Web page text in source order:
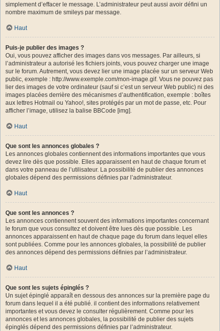
simplement d’effacer le message. L’administrateur peut aussi avoir défini un
nombre maximum de smileys par message.
Haut
Puis-je publier des images ?
Oui, vous pouvez afficher des images dans vos messages. Par ailleurs, si
l’administrateur a autorisé les fichiers joints, vous pouvez charger une image
sur le forum. Autrement, vous devez lier une image placée sur un serveur Web
public, exemple : http://www.exemple.com/mon-image.gif. Vous ne pouvez pas
lier des images de votre ordinateur (sauf si c’est un serveur Web public) ni des
images placées derrière des mécanismes d’authentification, exemple : boîtes
aux lettres Hotmail ou Yahoo!, sites protégés par un mot de passe, etc. Pour
afficher l’image, utilisez la balise BBCode [img].
Haut
Que sont les annonces globales ?
Les annonces globales contiennent des informations importantes que vous
devez lire dès que possible. Elles apparaissent en haut de chaque forum et
dans votre panneau de l’utilisateur. La possibilité de publier des annonces
globales dépend des permissions définies par l’administrateur.
Haut
Que sont les annonces ?
Les annonces contiennent souvent des informations importantes concernant
le forum que vous consultez et doivent être lues dès que possible. Les
annonces apparaissent en haut de chaque page du forum dans lequel elles
sont publiées. Comme pour les annonces globales, la possibilité de publier
des annonces dépend des permissions définies par l’administrateur.
Haut
Que sont les sujets épinglés ?
Un sujet épinglé apparaît en dessous des annonces sur la première page du
forum dans lequel il a été publié. il contient des informations relativement
importantes et vous devez le consulter régulièrement. Comme pour les
annonces et les annonces globales, la possibilité de publier des sujets
épinglés dépend des permissions définies par l’administrateur.